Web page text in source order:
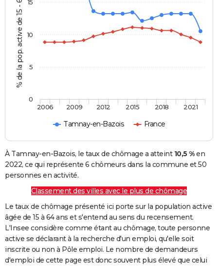
% de la pop. active de 15 - 64 ans
Tamnay-en-Bazois France
2006 2009 2012 2015 2018 2021
0
5
10
15
À Tamnay-en-Bazois, le taux de chômage a atteint 10,5 %en
2022, ce qui représente 6 chômeurs dans la commune et 50
personnes en activité.
Classement des villes avec le plus de chômage
Le taux de chômage présenté ici porte sur la population active
âgée de 15 à 64 ans et s'entend au sens du recensement.
L'Insee considère comme étant au chômage, toute personne
active se déclarant à la recherche d'un emploi, qu'elle soit
inscrite ou non à Pôle emploi. Le nombre de demandeurs
d'emploi de cette page est donc souvent plus élevé que celui